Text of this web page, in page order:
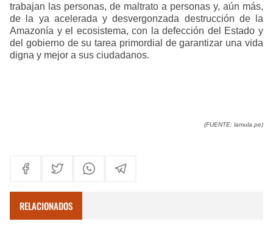
trabajan las personas, de maltrato a personas y, aún más,
de la ya acelerada y desvergonzada destrucción de la
Amazonía y el ecosistema, con la defección del Estado y
del gobierno de su tarea primordial de garantizar una vida
digna y mejor a sus ciudadanos.
(FUENTE: lamula.pe)
RELACIONADOS